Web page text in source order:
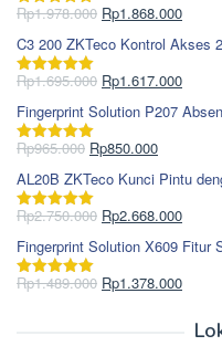
Dinilai5.00
Rp1.978.000 Harga
aslinya
adalah:
Rp1.978.000.
Rp1.868.000Harga
saat
ini
adalah:
C3 200 ZKTeco Kontrol Akses
Dinilai5.00
Rp1.695.000 Harga
aslinya
adalah:
Rp1.695.000.
Rp1.617.000Harga
saat
ini
Fingerprint Solution P207
Dinilai5.00
Rp965.000 Harga
aslinya
adalah:
Rp965.000.
Rp850.000Harga
saat
ini
adalah:
AL20B ZKTeco Kunci Pintu
Dinilai5.00
Rp2.750.000 Harga
aslinya
adalah:
Rp2.750.000.
Rp2.668.000Harga
saat
ini
adalah:
Fingerprint Solution X609 Fitur
Dinilai5.00
Rp1.489.000 Harga
Rp1.378.000Harga